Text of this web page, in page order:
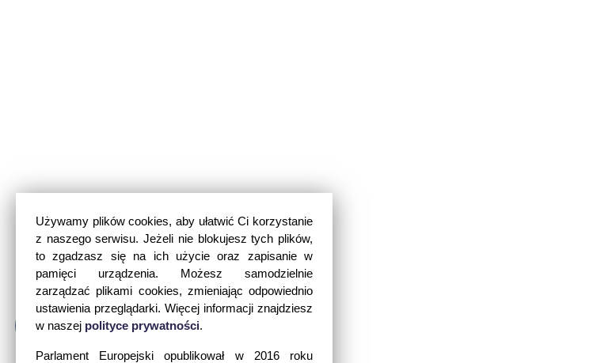
Używamy plików cookies, aby ułatwić Ci korzystanie
z naszego serwisu. Jeżeli nie blokujesz tych plików,
to zgadzasz się na ich użycie oraz zapisanie w
pamięci urządzenia. Możesz samodzielnie
zarządzać plikami cookies, zmieniając odpowiednio
ustawienia przeglądarki. Więcej informacji znajdziesz
w naszej polityce prywatności.
Parlament Europejski opublikował w 2016 roku